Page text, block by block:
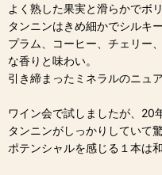
よく熟した果実と滑らかでボ
タンニンはきめ細かでシルキ
プラム、コーヒー、チェリー
な香りと味わい。
引き締まったミネラルのニュ
ワイン会で試しましたが、20
タンニンがしっかりしていて
ポテンシャルを感じる１本は和